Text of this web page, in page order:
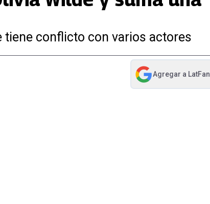
tiene conflicto con varios actores
Agregar a LatFan
abre en nueva pestaña